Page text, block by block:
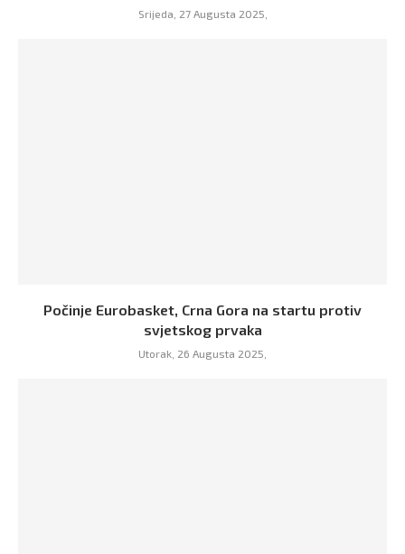
Srijeda, 27 Augusta 2025,
Počinje Eurobasket, Crna Gora na startu protiv
svjetskog prvaka
Utorak, 26 Augusta 2025,